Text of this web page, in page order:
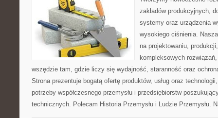
zakładów produkcyjnych,
systemy oraz urządzenia
wysokiego ciśnienia.
na projektowaniu,
kompleksowych
wszędzie tam, gdzie liczy się wydajność, staranność oraz
Strona prezentuje bogatą ofertę produktów, usług oraz
potrzeby współczesnego przemysłu i przedsiębiorstw
technicznych. Polecam Historia Przemysłu i Ludzie Przemysłu.